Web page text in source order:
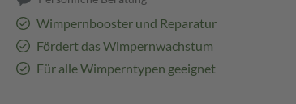
Wimpernbooster und Reparatur
Fördert das Wimpernwachstum
Für alle Wimperntypen geeignet